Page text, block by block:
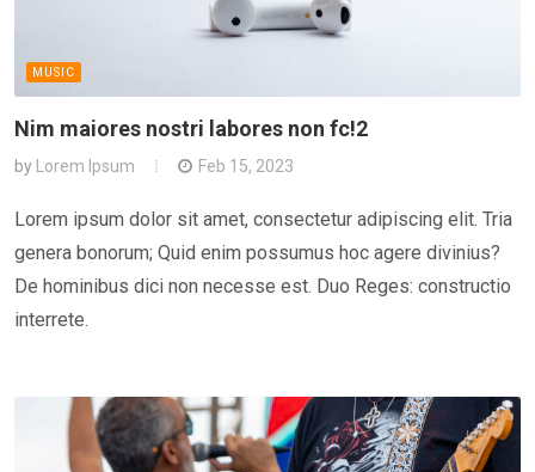
MUSIC
Nim maiores nostri labores non fc!2
by Lorem Ipsum Feb 15, 2023
Lorem ipsum dolor sit amet, consectetur adipiscing elit. Tria
genera bonorum; Quid enim possumus hoc agere divinius?
De hominibus dici non necesse est. Duo Reges: constructio
interrete.